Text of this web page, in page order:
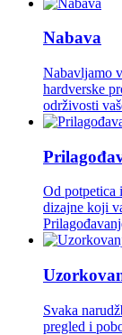
Nabava
Nabavljamo
hardverske
održivosti
Od potpetica
dizajne koji
Svaka
pregled i